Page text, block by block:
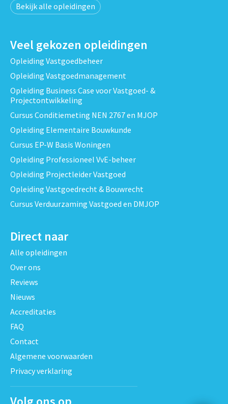
Bekijk alle opleidingen
Veel gekozen opleidingen
Opleiding Vastgoedbeheer
Opleiding Vastgoedmanagement
Opleiding Business Case voor Vastgoed- &
Projectontwikkeling
Cursus Conditiemeting NEN 2767 en MJOP
Opleiding Elementaire Bouwkunde
Cursus EP-W Basis Woningen
Opleiding Professioneel VvE-beheer
Opleiding Projectleider Vastgoed
Opleiding Vastgoedrecht & Bouwrecht
Cursus Verduurzaming Vastgoed en DMJOP
Direct naar
Alle opleidingen
Over ons
Reviews
Nieuws
Accreditaties
FAQ
Contact
Algemene voorwaarden
Privacy verklaring